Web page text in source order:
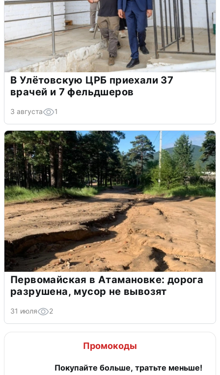
В Улётовскую ЦРБ приехали 37
врачей и 7 фельдшеров
3 августа 1
Первомайская в Атамановке: дорога
разрушена, мусор не вывозят
31 июля 2
Промокоды
Покупайте больше, тратьте меньше!